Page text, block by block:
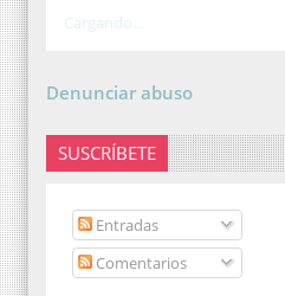
Cargando...
Denunciar abuso
SUSCRÍBETE
Entradas
Comentarios